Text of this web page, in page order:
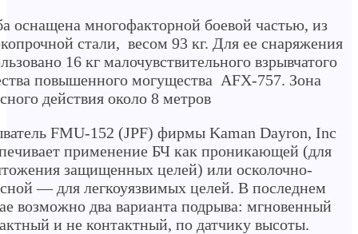
оснащена многофакторной боевой частью, из
стали, весом 93 кг. Для ее снаряжения
16 кг малочувствительного взрывчатого
повышенного могущества AFX-757. Зона
действия около 8 метров
FMU-152 (JPF) фирмы Kaman Dayron, Inc
применение БЧ как проникающей (для
защищенных целей) или осколочно-
— для легкоуязвимых целей. В последнем
возможно два варианта подрыва: мгновенный
и не контактный, по датчику высоты.